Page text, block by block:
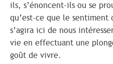
ils, s’énoncent-ils ou se
qu’est-ce que le sentiment
s’agira ici de nous
vie en effectuant une
goût de vivre.